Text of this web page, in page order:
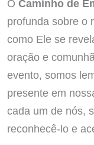
O Caminho de
profunda sobre o
como Ele se
oração e
evento, somos
presente em
cada um de nós,
reconhecê-lo e